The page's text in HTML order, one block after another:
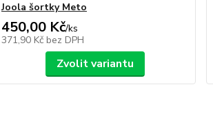
Joola šortky Meto
450,00 Kč/ks
371,90 Kč bez DPH
Zvolit variantu